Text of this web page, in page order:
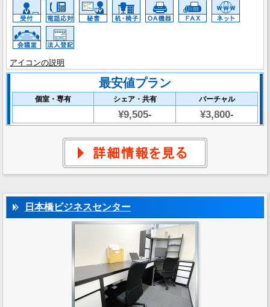
アイコンの説明
最安値プラン
個室・専有 シェア・共有 バーチャル
¥9,505- ¥3,800-
日本橋ビジネスセンター